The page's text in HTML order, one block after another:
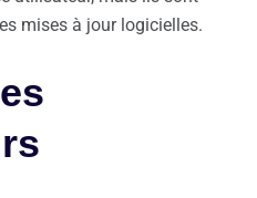
mises à jour logicielles.